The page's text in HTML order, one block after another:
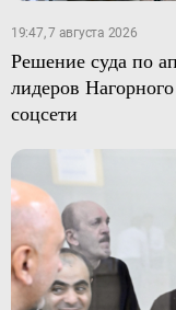
19:47, 7 августа 2026
Решение суда по
лидеров
соцсети